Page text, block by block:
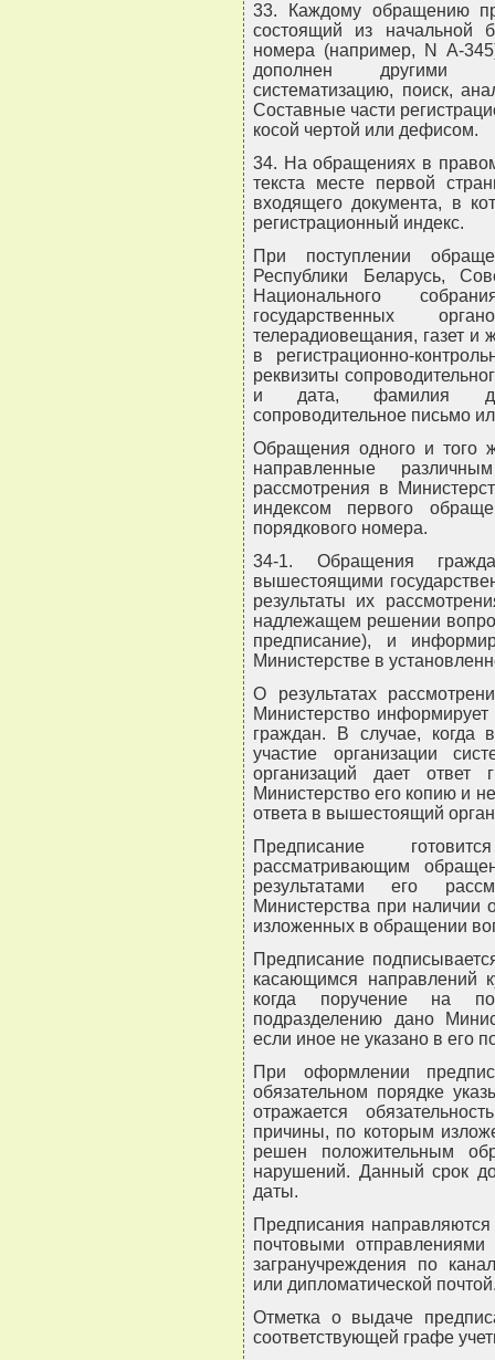
33. Каждому обращению
состоящий из начальной
номера (например, N А-
дополнен другими
систематизацию, поиск,
Составные части
косой чертой или дефисом.
34. На обращениях в
текста месте первой
входящего документа, в
регистрационный индекс.
При поступлении
Республики Беларусь,
Национального
государственных
телерадиовещания, газет и
в регистрационно-
реквизиты
и дата, фамилия
сопроводительное письмо
Обращения одного и того
направленные
рассмотрения в
индексом первого
порядкового номера.
34-1. Обращения
вышестоящими
результаты их
надлежащем решении
предписание), и
Министерстве в
О результатах
Министерство
граждан. В случае, когда
участие организации
организаций дает ответ
Министерство его копию и
ответа в вышестоящий
Предписание
рассматривающим
результатами его
Министерства при наличии
изложенных в обращении
Предписание
касающимся направлений
когда поручение на
подразделению дано
если иное не указано в его
При оформлении
обязательном порядке
отражается
причины, по которым
решен положительным
нарушений. Данный срок
даты.
Предписания
почтовыми
загранучреждения по
или дипломатической
Отметка о выдаче
соответствующей графе